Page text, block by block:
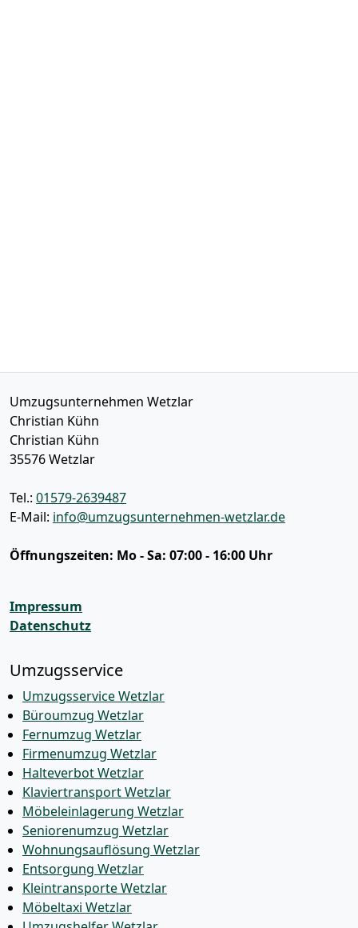
Umzugsunternehmen Wetzlar
Christian Kühn
Christian Kühn
35576Wetzlar
Tel.: 01579-2639487
E-Mail: info@umzugsunternehmen-wetzlar.de
Öffnungszeiten: Mo - Sa: 07:00 - 16:00 Uhr
Impressum
Datenschutz
Umzugsservice
Umzugsservice Wetzlar
Büroumzug Wetzlar
Fernumzug Wetzlar
Firmenumzug Wetzlar
Halteverbot Wetzlar
Klaviertransport Wetzlar
Möbeleinlagerung Wetzlar
Seniorenumzug Wetzlar
Wohnungsauflösung Wetzlar
Entsorgung Wetzlar
Kleintransporte Wetzlar
Möbeltaxi Wetzlar